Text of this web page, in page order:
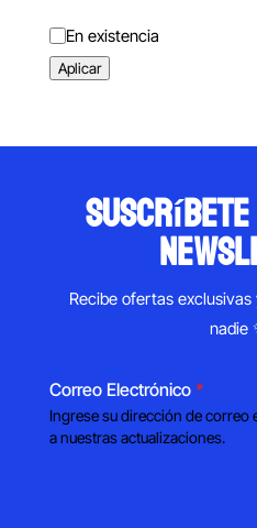
Estado
En existencia
Aplicar
Recibe ofertas
nadie
Correo Electrónico *
Ingrese su dirección de
a nuestras actualizaciones.